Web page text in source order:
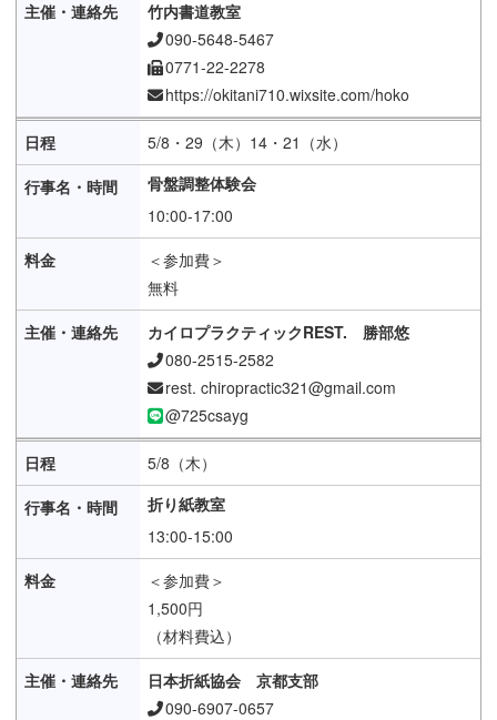
竹内書道教室
090-5648-5467
0771-22-2278
https://okitani710.wixsite.com/hoko
5/8・29（木）14・21（水）
骨盤調整体験会
10:00-17:00
＜参加費＞
無料
カイロプラクティックREST. 勝部悠
080-2515-2582
rest. chiropractic321@gmail.com
@725csayg
5/8（木）
折り紙教室
13:00-15:00
＜参加費＞
1,500円
（材料費込）
日本折紙協会 京都支部
090-6907-0657